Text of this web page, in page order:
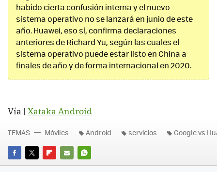
habido cierta confusión interna y el nuevo
sistema operativo no se lanzará en junio de este
año. Huawei, eso sí, confirma declaraciones
anteriores de Richard Yu, según las cuales el
sistema operativo puede estar listo en China a
finales de año y de forma internacional en 2020.
Vía | Xataka Android
FACEBOOK
TWITTERFLIPBOARD
E-
WHATSAPP
TEMAS Móviles Android servicios Google vs